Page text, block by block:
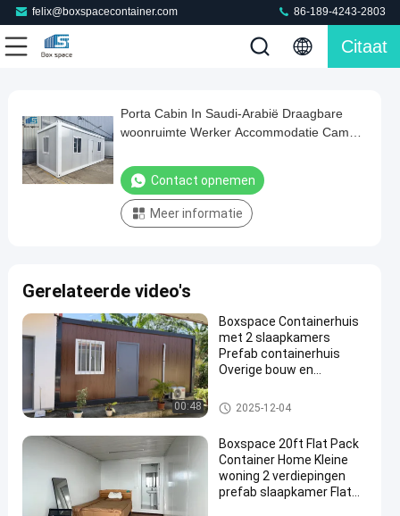
felix@boxspacecontainer.com 86-189-4243-2803
Citaat
Video
Porta
Cabin
In
Werker
Accommodatie
Camp
Met
isolatie
Voor
bouwplaats
Afneembaar
containerhuis
2025-
01-03
121
Contact
opnemen
Porta Cabin In Saudi-Arabië Draagbare
woonruimte Werker Accommodatie Camp
Contact opnemen
Meer informatie
Gerelateerde video's
00:48
Boxspace Containerhuis
met 2 slaapkamers
Prefab containerhuis
Overige bouw en
Containerhuis met twee
verdiepingen
Afneembaar containerhuis
2025-12-04
Boxspace 20ft Flat Pack
Container Home Kleine
woning 2 verdiepingen
prefab slaapkamer Flat